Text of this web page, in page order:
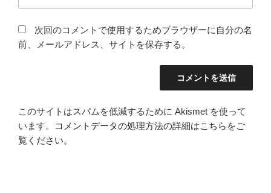
次回のコメントで使用するためブラウザーに自分の名
前、メールアドレス、サイトを保存する。
このサイトはスパムを低減するために Akismet を使って
います。
コメントデータの処理方法の詳細はこちらをご
覧ください。